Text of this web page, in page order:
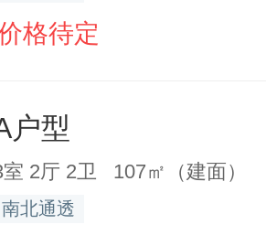
格待定
户型
室 2厅 2卫 107㎡（建面）
南北通透